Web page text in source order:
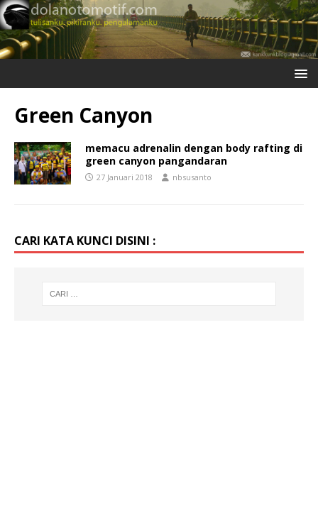
Green Canyon
memacu adrenalin dengan body rafting di
green canyon pangandaran
27 Januari 2018 nbsusanto
CARI KATA KUNCI DISINI :